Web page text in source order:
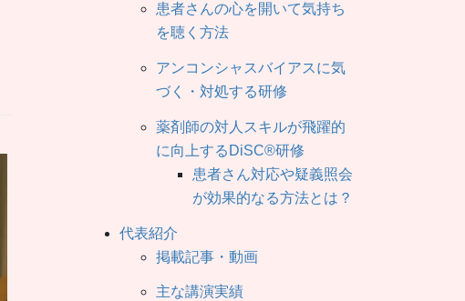
患者さんの心を開いて気持ち
を聴く方法
アンコンシャスバイアスに気
づく・対処する研修
薬剤師の対人スキルが飛躍的
に向上するDiSC®研修
患者さん対応や疑義照会
が効果的なる方法とは？
代表紹介
掲載記事・動画
主な講演実績